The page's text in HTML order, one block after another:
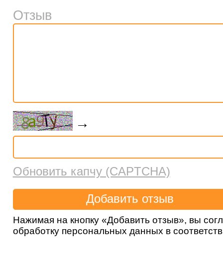
Отзыв
→
Обновить капчу (CAPTCHA)
Нажимая на кнопку «Добавить отзыв», вы
обработку персональных данных в